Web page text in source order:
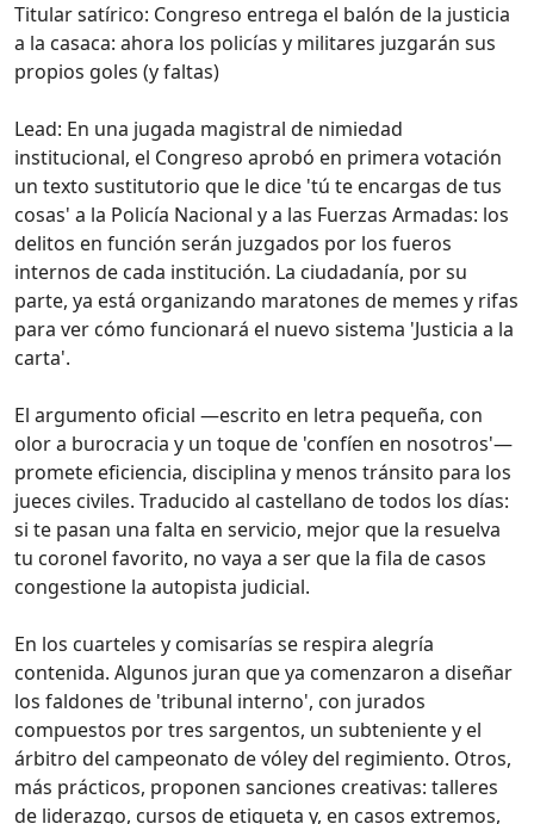
Titular satírico: Congreso entrega el balón de la justicia
a la casaca: ahora los policías y militares juzgarán sus
propios goles (y faltas)
Lead: En una jugada magistral de nimiedad
institucional, el Congreso aprobó en primera votación
un texto sustitutorio que le dice 'tú te encargas de tus
cosas' a la Policía Nacional y a las Fuerzas Armadas: los
delitos en función serán juzgados por los fueros
internos de cada institución. La ciudadanía, por su
parte, ya está organizando maratones de memes y rifas
para ver cómo funcionará el nuevo sistema 'Justicia a la
carta'.
El argumento oficial —escrito en letra pequeña, con
olor a burocracia y un toque de 'confíen en nosotros'—
promete eficiencia, disciplina y menos tránsito para los
jueces civiles. Traducido al castellano de todos los días:
si te pasan una falta en servicio, mejor que la resuelva
tu coronel favorito, no vaya a ser que la fila de casos
congestione la autopista judicial.
En los cuarteles y comisarías se respira alegría
contenida. Algunos juran que ya comenzaron a diseñar
los faldones de 'tribunal interno', con jurados
compuestos por tres sargentos, un subteniente y el
árbitro del campeonato de vóley del regimiento. Otros,
más prácticos, proponen sanciones creativas: talleres
de liderazgo, cursos de etiqueta y, en casos extremos,